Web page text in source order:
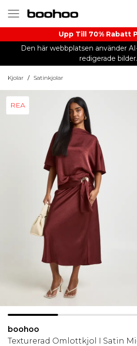
Upp Till 70% Rabatt
Den här webbplatsen använder
redigerade bilder.
Kjolar / Satinkjolar
REA
boohoo
Texturerad Omlottkjol I Satin